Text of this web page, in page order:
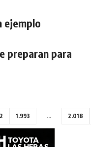
ejemplo
preparan para
1.993 … 2.018